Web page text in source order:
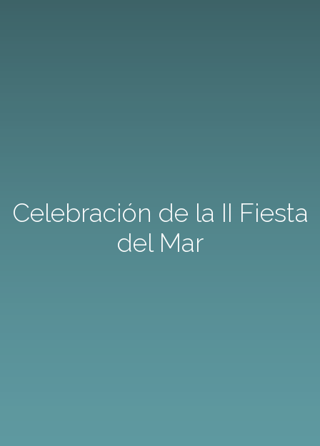
Celebración de la II Fiesta
del Mar